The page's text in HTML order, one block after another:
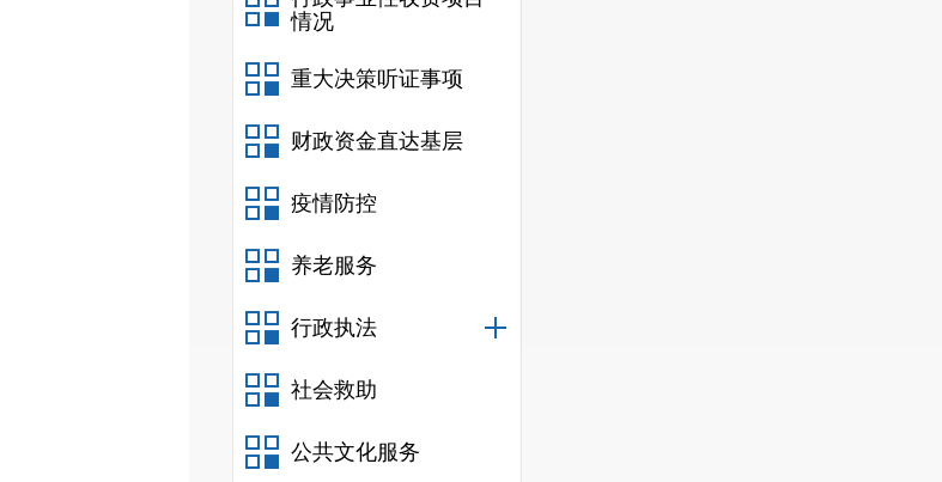
情况
重大决策听证事项
财政资金直达基层
疫情防控
养老服务
行政执法
社会救助
公共文化服务